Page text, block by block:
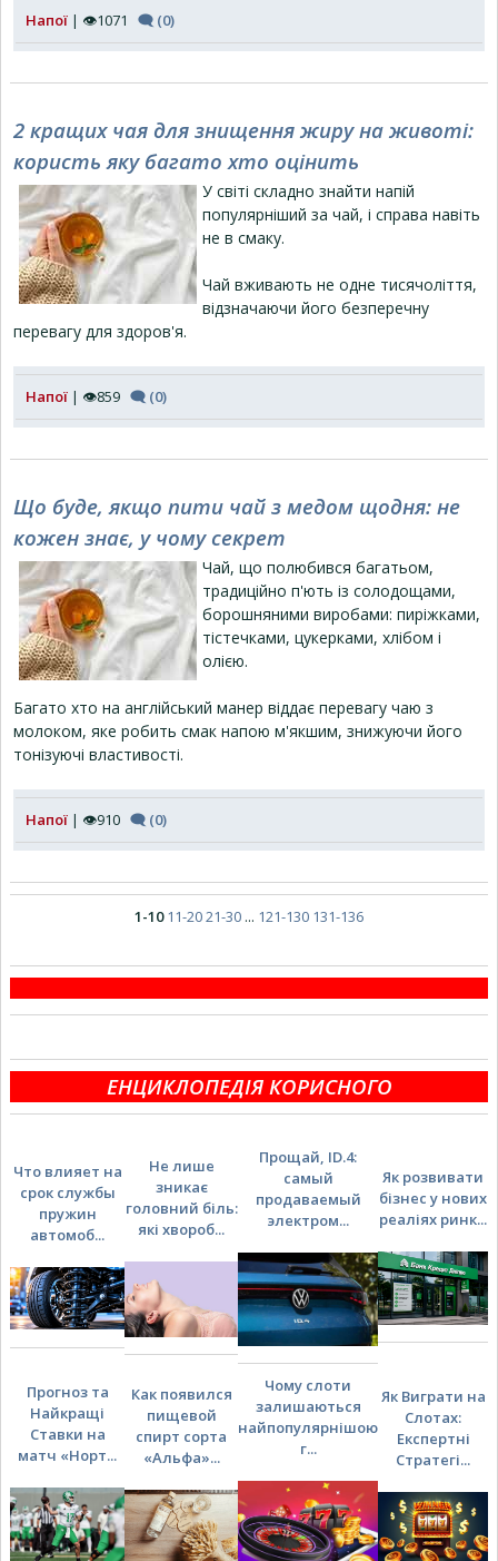
Напої | 👁1071 🗨 (0)
2 кращих чая для знищення жиру на животі:
користь яку багато хто оцінить
У світі складно знайти напій
популярніший за чай, і справа навіть
не в смаку.
Чай вживають не одне тисячоліття,
відзначаючи його безперечну
перевагу для здоров'я.
Напої | 👁859 🗨 (0)
Що буде, якщо пити чай з медом щодня: не
кожен знає, у чому секрет
Чай, що полюбився багатьом,
традиційно п'ють із солодощами,
борошняними виробами: пиріжками,
тістечками, цукерками, хлібом і
олією.
Багато хто на англійський манер віддає перевагу чаю з
молоком, яке робить смак напою м'якшим, знижуючи його
тонізуючі властивості.
Напої | 👁910 🗨 (0)
1-10 11-2021-30 ... 121-130 131-136
ЕНЦИКЛОПЕДІЯ КОРИСНОГО
Что влияет на
срок службы
пружин
автомоб...
Не лише
зникає
головний біль:
які хвороб...
Прощай, ID.4:
самый
продаваемый
электром...
Як розвивати
бізнес у нових
реаліях ринк...
Прогноз та
Найкращі
Ставки на
матч «Норт...
Как появился
пищевой
спирт сорта
«Альфа»...
Чому слоти
залишаються
найпопулярнішою
г...
Як Виграти на
Слотах:
Експертні
Стратегі...